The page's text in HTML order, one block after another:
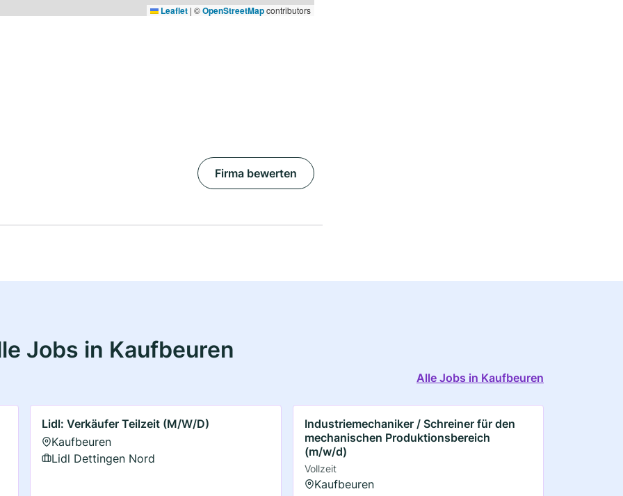
Leaflet | ©OpenStreetMapcontributors
Firma bewerten
Jobs in Kaufbeuren
Alle Jobs in Kaufbeuren
Lidl: Verkäufer Teilzeit (M/W/D)
Kaufbeuren
Lidl Dettingen Nord
Industriemechaniker / Schreiner für den
mechanischen Produktionsbereich
(m/w/d)
Vollzeit
Kaufbeuren